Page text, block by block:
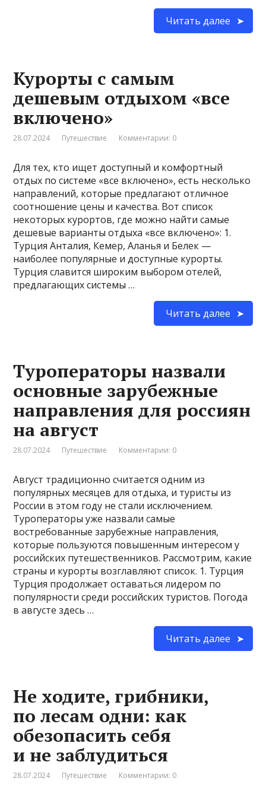
Читать далее
Курорты с самым
дешевым отдыхом «все
включено»
28.07.2024 Путешествие Комментарии: 0
Для тех, кто ищет доступный и комфортный
отдых по системе «все включено», есть несколько
направлений, которые предлагают отличное
соотношение цены и качества. Вот список
некоторых курортов, где можно найти самые
дешевые варианты отдыха «все включено»: 1.
Турция Анталия, Кемер, Аланья и Белек —
наиболее популярные и доступные курорты.
Турция славится широким выбором отелей,
предлагающих системы …
Читать далее
Туроператоры назвали
основные зарубежные
направления для россиян
на август
28.07.2024 Путешествие Комментарии: 0
Август традиционно считается одним из
популярных месяцев для отдыха, и туристы из
России в этом году не стали исключением.
Туроператоры уже назвали самые
востребованные зарубежные направления,
которые пользуются повышенным интересом у
российских путешественников. Рассмотрим, какие
страны и курорты возглавляют список. 1. Турция
Турция продолжает оставаться лидером по
популярности среди российских туристов. Погода
в августе здесь …
Читать далее
Не ходите, грибники,
по лесам одни: как
обезопасить себя
и не заблудиться
28.07.2024 Путешествие Комментарии: 0